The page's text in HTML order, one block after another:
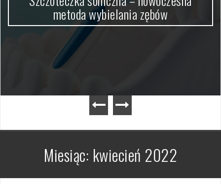
metoda wybielania zębów
Miesiąc: kwiecień 2022